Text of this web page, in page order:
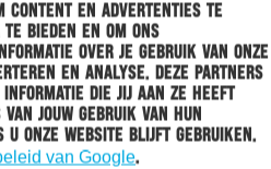
content en advertenties te
bieden en om ons
over je gebruik van onze
en analyse. Deze partners
informatie die jij aan ze heeft
jouw gebruik van hun
u onze website blijft gebruiken.
van Google.